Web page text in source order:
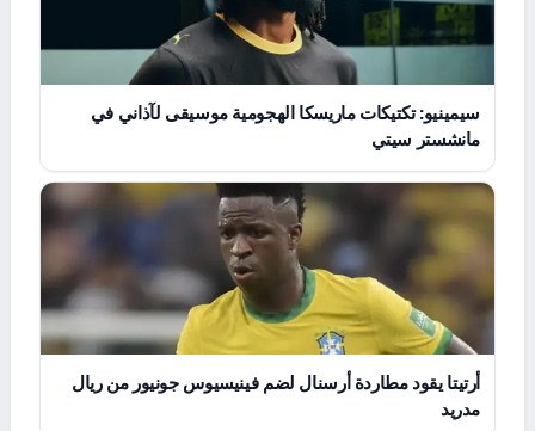
سيمينيو: تكتيكات ماريسكا الهجومية موسيقى لآذاني في
مانشستر سيتي
أرتيتا يقود مطاردة أرسنال لضم فينيسيوس جونيور من ريال
مدريد